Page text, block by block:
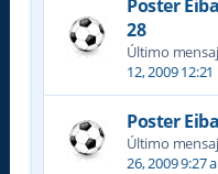
Poster
28
Último
12, 2009
Poster
Último
26, 2009 9:27